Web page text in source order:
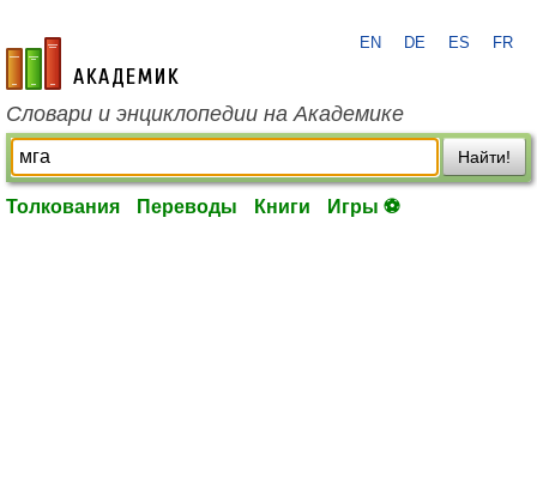
academic.ru
EN DE ES FR
Словари и энциклопедии на Академике
Найти!
Толкования Переводы Книги Игры ⚽